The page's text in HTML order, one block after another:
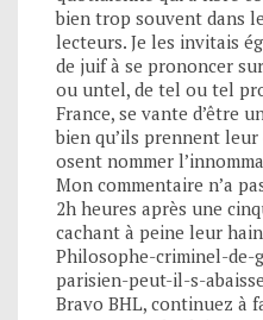
bien trop souvent dans
lecteurs. Je les invitais
de juif à se prononcer
ou untel, de tel ou tel
France, se vante d’être
bien qu’ils prennent
osent nommer
Mon commentaire n’a
2h heures après une
cachant à peine leur
Philosophe-criminel-de-
parisien-peut-il-s-
Bravo BHL, continuez à